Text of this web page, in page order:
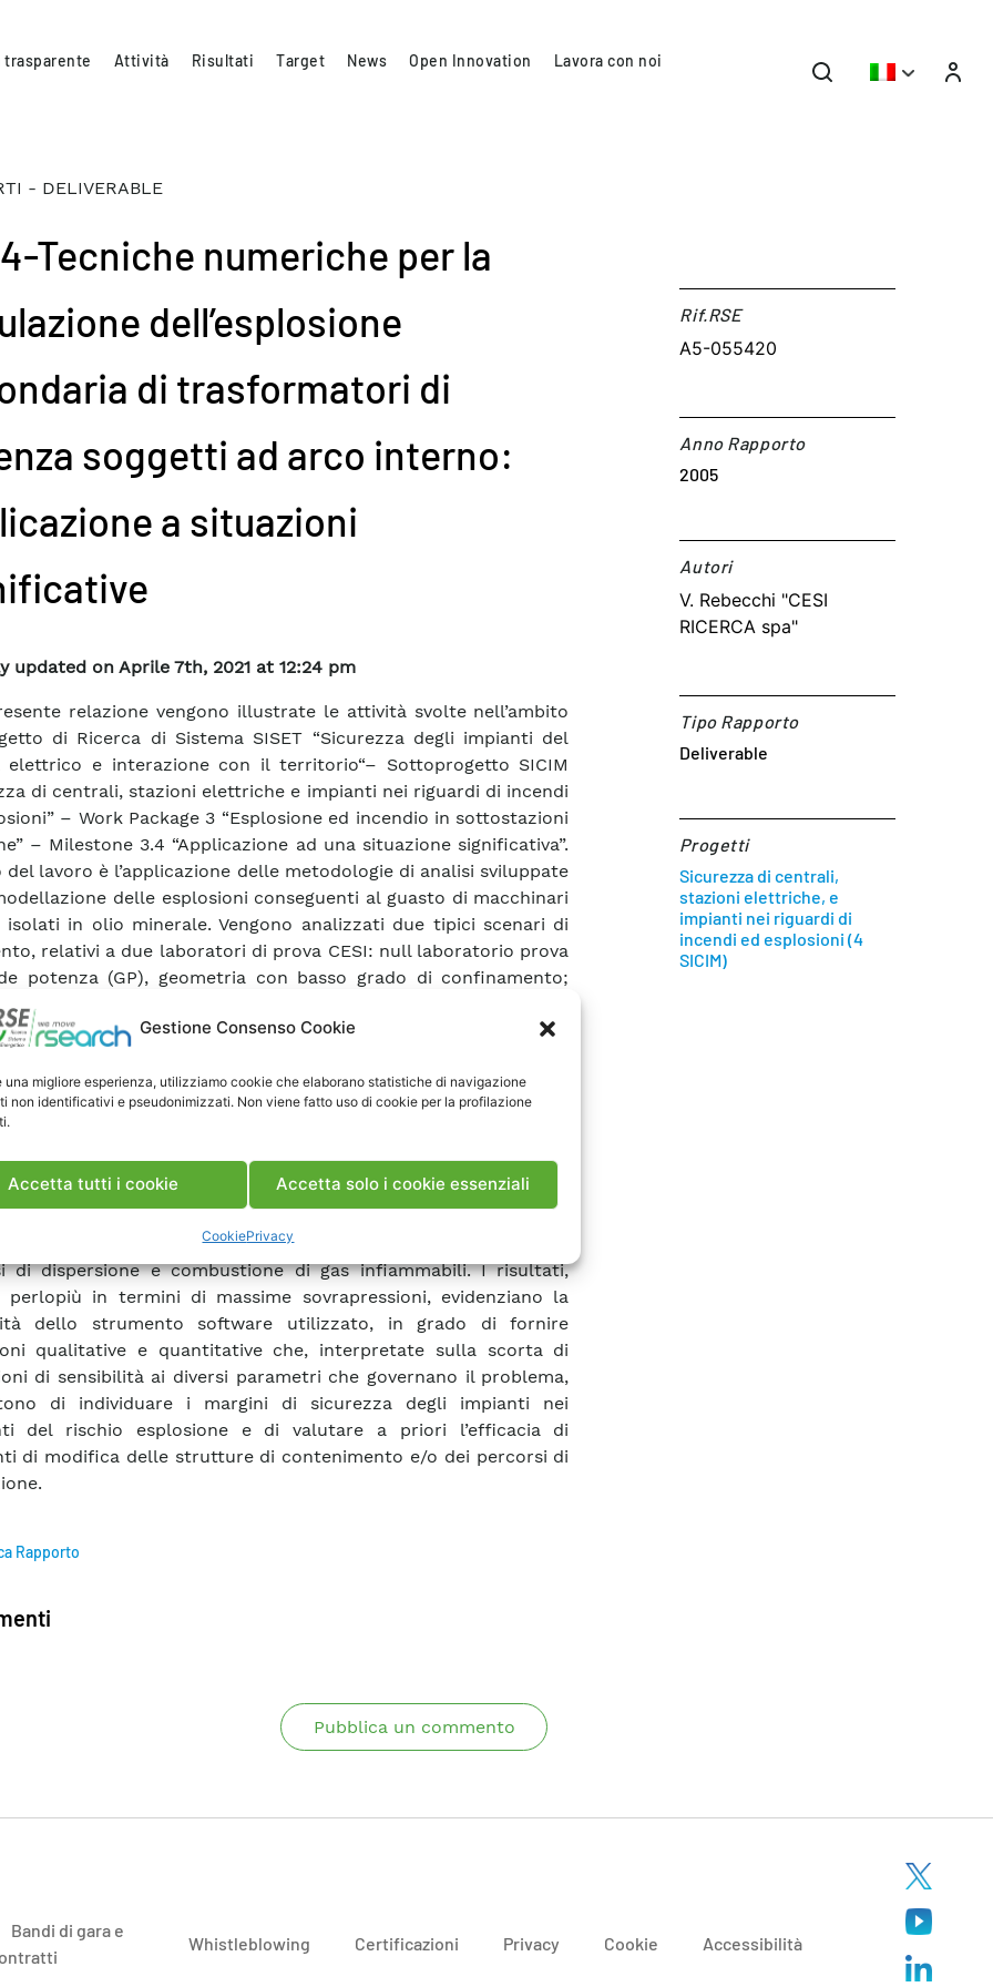
Gestione Consenso Cookie
una migliore esperienza, utilizziamo cookie che elaborano statistiche di navigazione
non identificativi e pseudonimizzati. Non viene fatto uso di cookie per la profilazione
Accetta tutti i cookie Accetta solo i cookie essenziali
CookiePrivacy
trasparente Attività Risultati Target News Open Innovation Lavora con noi
- DELIVERABLE
Tecniche numeriche per la
dell’esplosione
di trasformatori di
soggetti ad arco interno:
a situazioni
updated on Aprile 7th, 2021 at 12:24 pm
relazione vengono illustrate le attività svolte nell’ambito
di Ricerca di Sistema SISET “Sicurezza degli impianti del
elettrico e interazione con il territorio“– Sottoprogetto SICIM
di centrali, stazioni elettriche e impianti nei riguardi di incendi
– Work Package 3 “Esplosione ed incendio in sottostazioni
– Milestone 3.4 “Applicazione ad una situazione significativa”.
del lavoro è l’applicazione delle metodologie di analisi sviluppate
delle esplosioni conseguenti al guasto di macchinari
isolati in olio minerale. Vengono analizzati due tipici scenari di
relativi a due laboratori di prova CESI: null laboratorio prova
potenza (GP), geometria con basso grado di confinamento;
prova di media potenza (MP), geometria con alto grado
In entrambi i casi si prende in considerazione l’ipotesi
primaria) con conseguente rilascio di gas (idrogeno,
ecc.) e olio nebulizzato all’esterno della cassa. Sulla base di
sono state valutate le conseguenze sull’ambiente interno al
e circostante in termini di massime sovrapressioni,
e dispersione dei prodotti di combustione. Le simulazioni
sono state condotte utilizzando il codice di fluidodinamica
commerciale FLACS, che consente lo studio dei
di dispersione e combustione di gas infiammabili. I risultati,
perlopiù in termini di massime sovrapressioni, evidenziano la
dello strumento software utilizzato, in grado di fornire
qualitative e quantitative che, interpretate sulla scorta di
di sensibilità ai diversi parametri che governano il problema,
di individuare i margini di sicurezza degli impianti nei
del rischio esplosione e di valutare a priori l’efficacia di
di modifica delle strutture di contenimento e/o dei percorsi di
Rapporto
Rif.RSE​
A5-055420
Anno Rapporto
2005
Autori​
V. Rebecchi "CESI
RICERCA spa"
Tipo Rapporto
Deliverable
Progetti
Sicurezza di centrali,
stazioni elettriche, e
impianti nei riguardi di
incendi ed esplosioni (4
SICIM)
Pubblica un commento
Bandi di gara e
Whistleblowing Certificazioni Privacy Cookie Accessibilità